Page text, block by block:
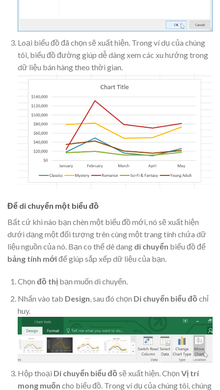
Loại biểu đồ đã chọn sẽ xuất hiện. Trong ví dụ của chúng
tôi, biểu đồ đường giúp dễ dàng xem các xu hướng trong
dữ liệu bán hàng theo thời gian.
Để di chuyển một biểu đồ
Bất cứ khi nào bạn chèn một biểu đồ mới, nó sẽ xuất hiện
dưới dạng một đối tượng trên cùng một trang tính chứa dữ
liệu nguồn của nó. Bạn co thể dê dang di chuyển biểu đồ để
bảng tính mớiđể giúp sắp xếp dữ liệu của bạn.
Chọn đồ thịbạn muốn di chuyển.
Nhấn vào tab Design , sau đó chọn Di chuyển biểu đồ chỉ
huy.
Hộp thoại Di chuyển biểu đồ sẽ xuất hiện. Chọn Vị trí
mong muốn cho biểu đồ. Trong ví dụ của chúng tôi, chúng